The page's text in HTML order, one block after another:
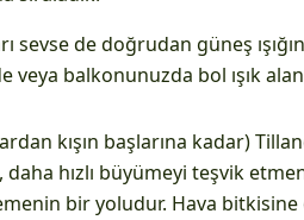
sevse de doğrudan güneş
veya balkonunuzda bol ışık
kışın başlarına kadar)
hızlı büyümeyi teşvik
bir yoludur. Hava